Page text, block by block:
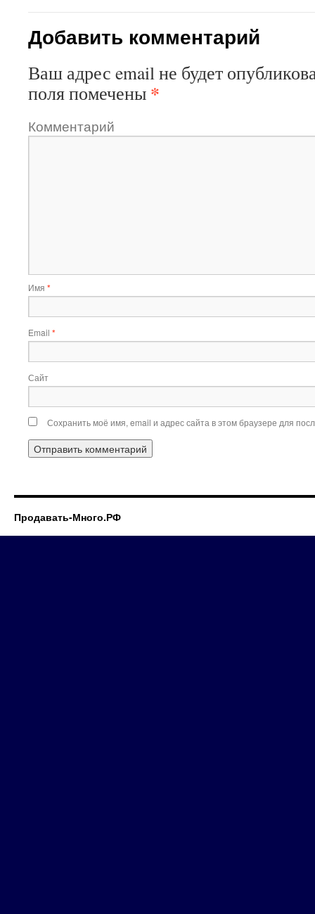
Добавить комментарий
Ваш адрес email не будет
поля помечены *
Комментарий
Имя *
Email *
Сайт
Сохранить моё имя, email и адрес сайта в этом браузере для
Продавать-Много.РФ